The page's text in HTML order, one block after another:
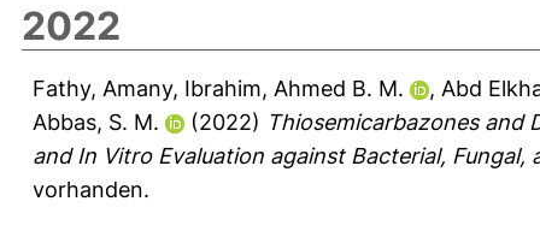
2022
Fathy, Amany, Ibrahim, Ahmed B. M. , Abd
Abbas, S. M.
(2022) Thiosemicarbazones and
and In Vitro Evaluation against Bacterial, Fungal,
vorhanden.